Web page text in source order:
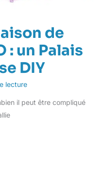
de
: un Palais
DIY
lecture
il peut être compliqué